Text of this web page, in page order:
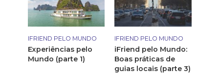
IFRIEND PELO MUNDO
Experiências pelo
Mundo (parte 1)
IFRIEND PELO MUNDO
iFriend pelo Mundo:
Boas práticas de
guias locais (parte 3)